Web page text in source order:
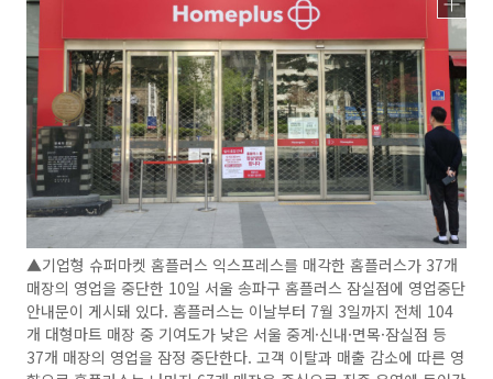
▲기업형 슈퍼마켓 홈플러스 익스프레스를 매각한 홈플러스가 37개
매장의 영업을 중단한 10일 서울 송파구 홈플러스 잠실점에 영업중단
안내문이 게시돼 있다. 홈플러스는 이날부터 7월 3일까지 전체 104
개 대형마트 매장 중 기여도가 낮은 서울 중계·신내·면목·잠실점 등
37개 매장의 영업을 잠정 중단한다. 고객 이탈과 매출 감소에 따른 영